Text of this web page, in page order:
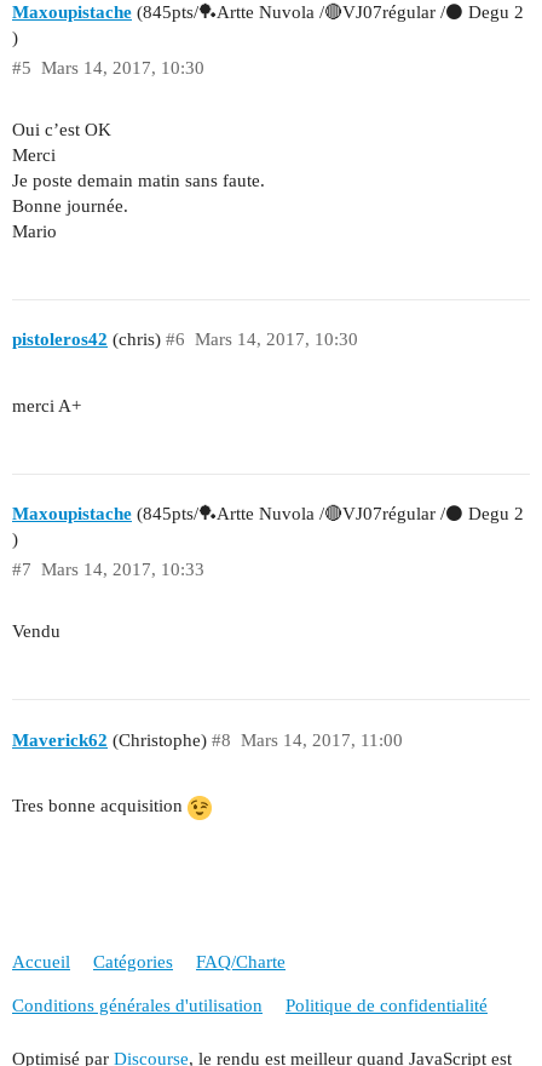
Maxoupistache (845pts/🏓Artte Nuvola /🔴VJ07régular /⚫ Degu 2
)
Mars 14, 2017, 10:30
#5
Oui c’est OK
Merci
Je poste demain matin sans faute.
Bonne journée.
Mario
pistoleros42 (chris) Mars 14, 2017, 10:30
#6
merci A+
Maxoupistache (845pts/🏓Artte Nuvola /🔴VJ07régular /⚫ Degu 2
)
Mars 14, 2017, 10:33
#7
Vendu
Maverick62 (Christophe) Mars 14, 2017, 11:00
#8
Tres bonne acquisition
Accueil Catégories FAQ/Charte
Conditions générales d'utilisation Politique de confidentialité
Optimisé par Discourse, le rendu est meilleur quand JavaScript est